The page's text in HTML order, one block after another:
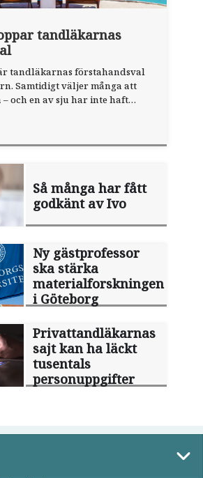
tandläkarnas
tandläkarnas förstahandsval
Samtidigt väljer många att
– och en av sju har inte haft
Så många har fått
godkänt av Ivo
Ny gästprofessor
ska stärka
materialforskningen
i Göteborg
Privattandläkarnas
sajt kan ha läckt
tusentals
personuppgifter